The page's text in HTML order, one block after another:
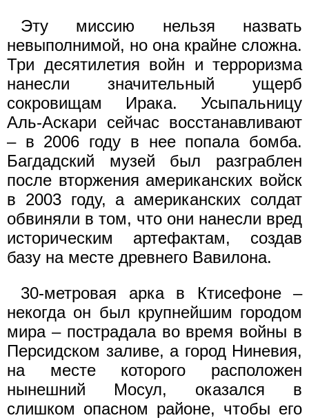
Эту миссию нельзя назвать
невыполнимой, но она крайне сложна.
Три десятилетия войн и терроризма
нанесли значительный ущерб
сокровищам Ирака. Усыпальницу
Аль-Аскари сейчас восстанавливают
– в 2006 году в нее попала бомба.
Багдадский музей был разграблен
после вторжения американских войск
в 2003 году, а американских солдат
обвиняли в том, что они нанесли вред
историческим артефактам, создав
базу на месте древнего Вавилона.
30-метровая арка в Ктисефоне –
некогда он был крупнейшим городом
мира – пострадала во время войны в
Персидском заливе, а город Ниневия,
на месте которого расположен
нынешний Мосул, оказался в
слишком опасном районе, чтобы его